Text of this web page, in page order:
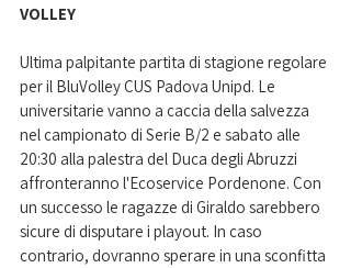
VOLLEY
Ultima palpitante partita di stagione regolare
per il BluVolley CUS Padova Unipd. Le
universitarie vanno a caccia della salvezza
nel campionato di Serie B/2 e sabato alle
20:30 alla palestra del Duca degli Abruzzi
affronteranno l'Ecoservice Pordenone. Con
un successo le ragazze di Giraldo sarebbero
sicure di disputare i playout. In caso
contrario, dovranno sperare in una sconfitta